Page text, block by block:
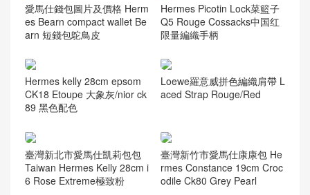
愛馬仕錢包圖片及價格 Herm
es Bearn compact wallet Be
arn 短錢包鴕鳥皮
Hermes Picotin Lock菜籃子
Q5 Rouge Cossacks中国红
限量編織手柄
Hermes kelly 28cm epsom
CK18 Etoupe 大象灰/nior ck
89 黑色配色
Loewe羅意威拼色編織肩帶 L
aced Strap Rouge/Red
臺灣新北市愛馬仕凱莉包包
Taiwan Hermes Kelly 28cm i
6 Rose Extreme極致粉
臺灣新竹市愛馬仕康康包 He
rmes Constance 19cm Croc
odile Ck80 Grey Pearl